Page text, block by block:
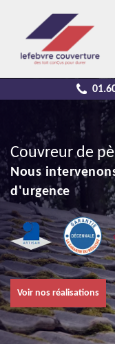
Couvreur de
Nous
d'urgence
Voir nos réalisations